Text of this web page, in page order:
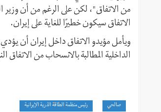
من الاتفاق"، لكن على الرغم من أن وزير
الاتفاق سيكون خطيرًا للغاية على إيران.
ويأمل مؤيدو الاتفاق داخل إيران أن يؤدي
الداخلية المطالبة بالانسحاب من
صالحي رئيس منظمة الطاقة الذرية الإيرانية